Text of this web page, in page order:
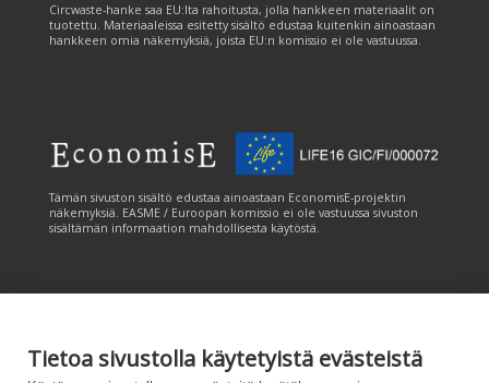
Tietoa sivustolla käytetyistä evästeistä
Circwaste-hanke saa EU:lta rahoitusta, jolla hankkeen materiaalit on
tuotettu. Materiaaleissa esitetty sisältö edustaa kuitenkin ainoastaan
hankkeen omia näkemyksiä, joista EU:n komissio ei ole vastuussa.
Tämän sivuston sisältö edustaa ainoastaan EconomisE-projektin
näkemyksiä. EASME / Euroopan komissio ei ole vastuussa sivuston
sisältämän informaation mahdollisesta käytöstä.